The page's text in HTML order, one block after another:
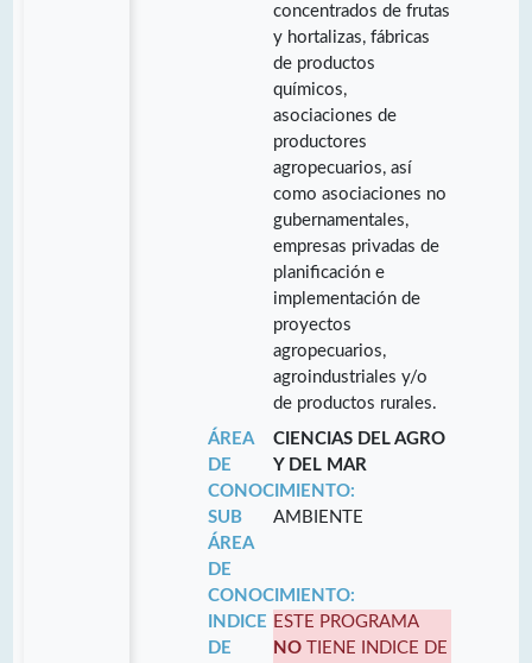
concentrados de frutas
y hortalizas, fábricas
de productos
químicos,
asociaciones de
productores
agropecuarios, así
como asociaciones no
gubernamentales,
empresas privadas de
planificación e
implementación de
proyectos
agropecuarios,
agroindustriales y/o
de productos rurales.
ÁREA
DE
CONOCIMIENTO:
CIENCIAS DEL AGRO
Y DEL MAR
SUB
ÁREA
DE
CONOCIMIENTO:
AMBIENTE
INDICE
DE
ESTE PROGRAMA
NO TIENE INDICE DE